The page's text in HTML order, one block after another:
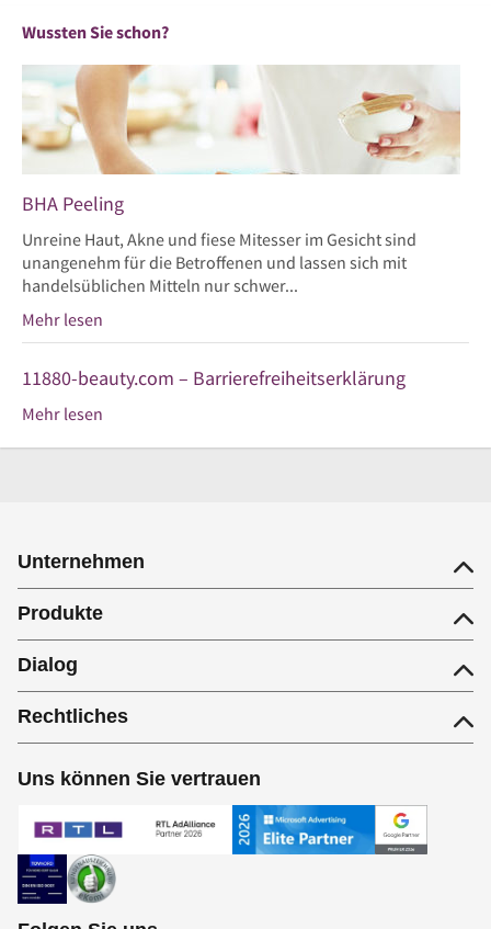
Wussten Sie schon?
BHA Peeling
Unreine Haut, Akne und fiese Mitesser im Gesicht sind
unangenehm für die Betroffenen und lassen sich mit
handelsüblichen Mitteln nur schwer...
Mehr lesen
11880-beauty.com – Barrierefreiheitserklärung
Mehr lesen
Unternehmen
Produkte
Dialog
Rechtliches
Uns können Sie vertrauen